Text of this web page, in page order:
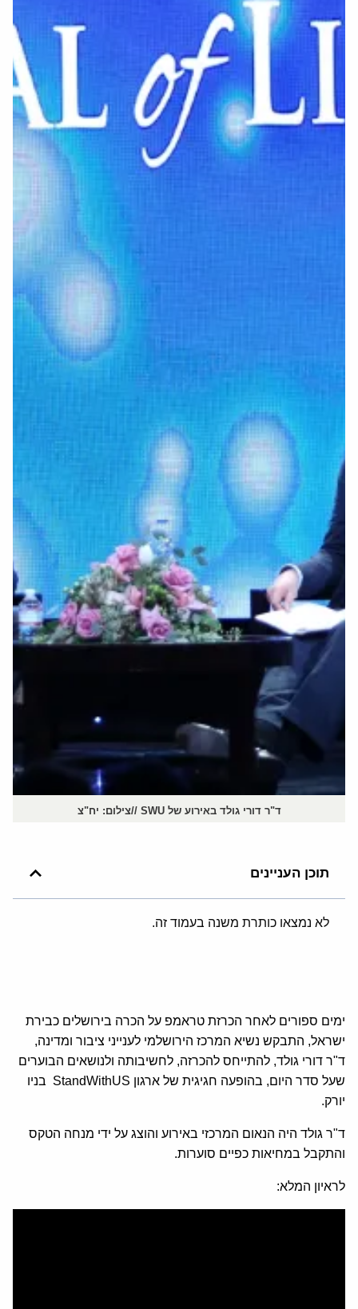
ד"ר דורי גולד באירוע של SWU //צילום: יח"צ
תוכן העניינים
לא נמצאו כותרת משנה בעמוד זה.
ימים ספורים לאחר הכרזת טראמפ על הכרה בירושלים כבירת
ישראל, התבקש נשיא המרכז הירושלמי לענייני ציבור ומדינה,
ד"ר דורי גולד, להתייחס להכרזה, לחשיבותה ולנושאים הבוערים
שעל סדר היום, בהופעה חגיגית של ארגון StandWithUS בניו
יורק.
ד"ר גולד היה הנאום המרכזי באירוע והוצג על ידי מנחה הטקס
והתקבל במחיאות כפיים סוערות.
לראיון המלא: